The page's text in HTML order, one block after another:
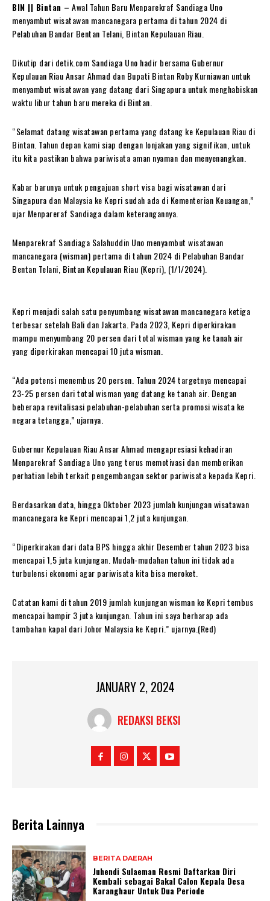
BIN || Bintan – Awal Tahun Baru Menparekraf Sandiaga Uno
menyambut wisatawan mancanegara pertama di tahun 2024 di
Pelabuhan Bandar Bentan Telani, Bintan Kepulauan Riau.
Dikutip dari detik.com Sandiaga Uno hadir bersama Gubernur
Kepulauan Riau Ansar Ahmad dan Bupati Bintan Roby Kurniawan untuk
menyambut wisatawan yang datang dari Singapura untuk menghabiskan
waktu libur tahun baru mereka di Bintan.
“Selamat datang wisatawan pertama yang datang ke Kepulauan Riau di
Bintan. Tahun depan kami siap dengan lonjakan yang signifikan, untuk
itu kita pastikan bahwa pariwisata aman nyaman dan menyenangkan.
Kabar barunya untuk pengajuan short visa bagi wisatawan dari
Singapura dan Malaysia ke Kepri sudah ada di Kementerian Keuangan,”
ujar Menpareraf Sandiaga dalam keterangannya.
Menparekraf Sandiaga Salahuddin Uno menyambut wisatawan
mancanegara (wisman) pertama di tahun 2024 di Pelabuhan Bandar
Bentan Telani, Bintan Kepulauan Riau (Kepri), (1/1/2024).
Kepri menjadi salah satu penyumbang wisatawan mancanegara ketiga
terbesar setelah Bali dan Jakarta. Pada 2023, Kepri diperkirakan
mampu menyumbang 20 persen dari total wisman yang ke tanah air
yang diperkirakan mencapai 10 juta wisman.
“Ada potensi menembus 20 persen. Tahun 2024 targetnya mencapai
23-25 persen dari total wisman yang datang ke tanah air. Dengan
beberapa revitalisasi pelabuhan-pelabuhan serta promosi wisata ke
negara tetangga,” ujarnya.
Gubernur Kepulauan Riau Ansar Ahmad mengapresiasi kehadiran
Menparekraf Sandiaga Uno yang terus memotivasi dan memberikan
perhatian lebih terkait pengembangan sektor pariwisata kepada Kepri.
Berdasarkan data, hingga Oktober 2023 jumlah kunjungan wisatawan
mancanegara ke Kepri mencapai 1,2 juta kunjungan.
“Diperkirakan dari data BPS hingga akhir Desember tahun 2023 bisa
mencapai 1,5 juta kunjungan. Mudah-mudahan tahun ini tidak ada
turbulensi ekonomi agar pariwisata kita bisa meroket.
Catatan kami di tahun 2019 jumlah kunjungan wisman ke Kepri tembus
mencapai hampir 3 juta kunjungan. Tahun ini saya berharap ada
tambahan kapal dari Johor Malaysia ke Kepri.” ujarnya.(Red)
JANUARY 2, 2024
REDAKSI BEKSI
Berita Lainnya
BERITA DAERAH
Juhendi Sulaeman Resmi Daftarkan Diri
Kembali sebagai Bakal Calon Kepala Desa
Karanghaur Untuk Dua Periode